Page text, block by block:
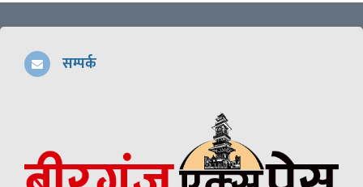
सम्पर्क